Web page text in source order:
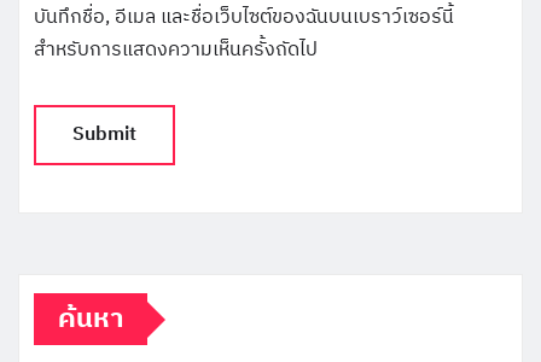
บันทึกชื่อ, อีเมล และชื่อเว็บไซต์ของฉันบนเบราว์เซอร์นี้
สำหรับการแสดงความเห็นครั้งถัดไป
ค้นหา